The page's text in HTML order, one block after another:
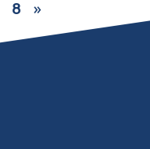
8 »